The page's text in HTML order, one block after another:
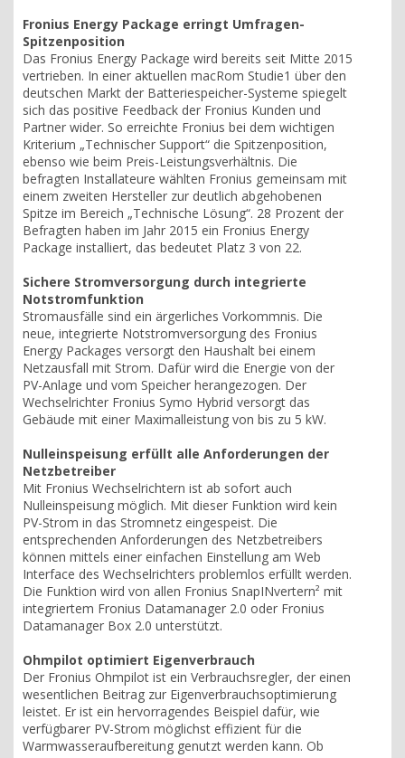
Fronius Energy Package erringt Umfragen-
Spitzenposition
Das Fronius Energy Package wird bereits seit Mitte 2015
vertrieben. In einer aktuellen macRom Studie1 über den
deutschen Markt der Batteriespeicher-Systeme spiegelt
sich das positive Feedback der Fronius Kunden und
Partner wider. So erreichte Fronius bei dem wichtigen
Kriterium „Technischer Support“ die Spitzenposition,
ebenso wie beim Preis-Leistungsverhältnis. Die
befragten Installateure wählten Fronius gemeinsam mit
einem zweiten Hersteller zur deutlich abgehobenen
Spitze im Bereich „Technische Lösung“. 28 Prozent der
Befragten haben im Jahr 2015 ein Fronius Energy
Package installiert, das bedeutet Platz 3 von 22.
Sichere Stromversorgung durch integrierte
Notstromfunktion
Stromausfälle sind ein ärgerliches Vorkommnis. Die
neue, integrierte Notstromversorgung des Fronius
Energy Packages versorgt den Haushalt bei einem
Netzausfall mit Strom. Dafür wird die Energie von der
PV-Anlage und vom Speicher herangezogen. Der
Wechselrichter Fronius Symo Hybrid versorgt das
Gebäude mit einer Maximalleistung von bis zu 5 kW.
Nulleinspeisung erfüllt alle Anforderungen der
Netzbetreiber
Mit Fronius Wechselrichtern ist ab sofort auch
Nulleinspeisung möglich. Mit dieser Funktion wird kein
PV-Strom in das Stromnetz eingespeist. Die
entsprechenden Anforderungen des Netzbetreibers
können mittels einer einfachen Einstellung am Web
Interface des Wechselrichters problemlos erfüllt werden.
Die Funktion wird von allen Fronius SnapINvertern² mit
integriertem Fronius Datamanager 2.0 oder Fronius
Datamanager Box 2.0 unterstützt.
Ohmpilot optimiert Eigenverbrauch
Der Fronius Ohmpilot ist ein Verbrauchsregler, der einen
wesentlichen Beitrag zur Eigenverbrauchsoptimierung
leistet. Er ist ein hervorragendes Beispiel dafür, wie
verfügbarer PV-Strom möglichst effizient für die
Warmwasseraufbereitung genutzt werden kann. Ob